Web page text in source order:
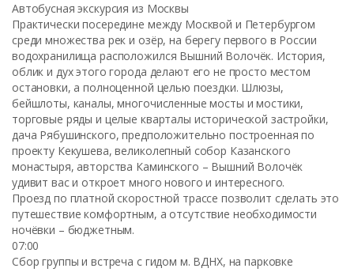
Автобусная экскурсия из Москвы
Практически посередине между Москвой и Петербургом
среди множества рек и озёр, на берегу первого в России
водохранилища расположился Вышний Волочёк. История,
облик и дух этого города делают его не просто местом
остановки, а полноценной целью поездки. Шлюзы,
бейшлоты, каналы, многочисленные мосты и мостики,
торговые ряды и целые кварталы исторической застройки,
дача Рябушинского, предположительно построенная по
проекту Кекушева, великолепный собор Казанского
монастыря, авторства Каминского – Вышний Волочёк
удивит вас и откроет много нового и интересного.
Проезд по платной скоростной трассе позволит сделать это
путешествие комфортным, а отсутствие необходимости
ночёвки – бюджетным.
07:00
Сбор группы и встреча с гидом м. ВДНХ, на парковке